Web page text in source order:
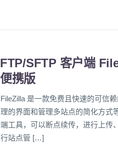
FTP/SFTP 客户端
便携版
FileZilla 是一款免费且快速的可信
理的界面和管理多站点的简化方式
端工具，可以断点续传，进行上传
行站点管 […]